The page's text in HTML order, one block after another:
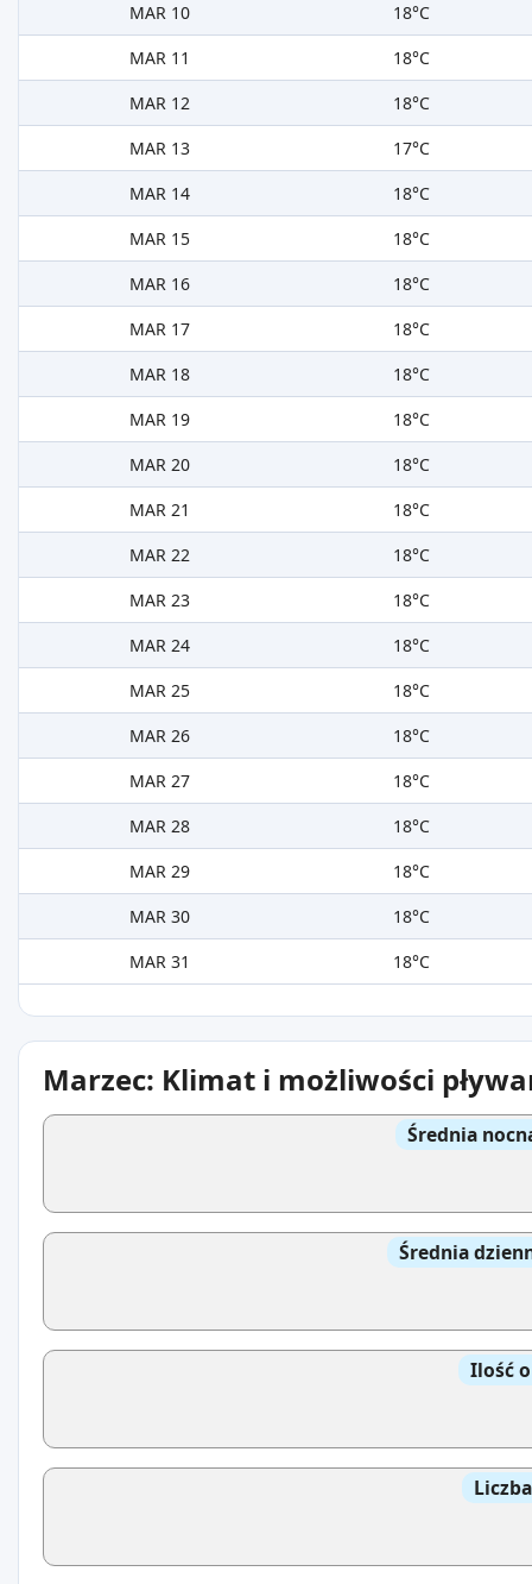
MAR 10
18°C
MAR 11
18°C
MAR 12
18°C
MAR 13
17°C
MAR 14
18°C
MAR 15
18°C
MAR 16
18°C
MAR 17
18°C
MAR 18
18°C
MAR 19
18°C
MAR 20
18°C
MAR 21
18°C
MAR 22
18°C
MAR 23
18°C
MAR 24
18°C
MAR 25
18°C
MAR 26
18°C
MAR 27
18°C
MAR 28
18°C
MAR 29
18°C
MAR 30
18°C
MAR 31
18°C
Marzec: Klimat i możliwości
Średnia
Średnia
Ilość